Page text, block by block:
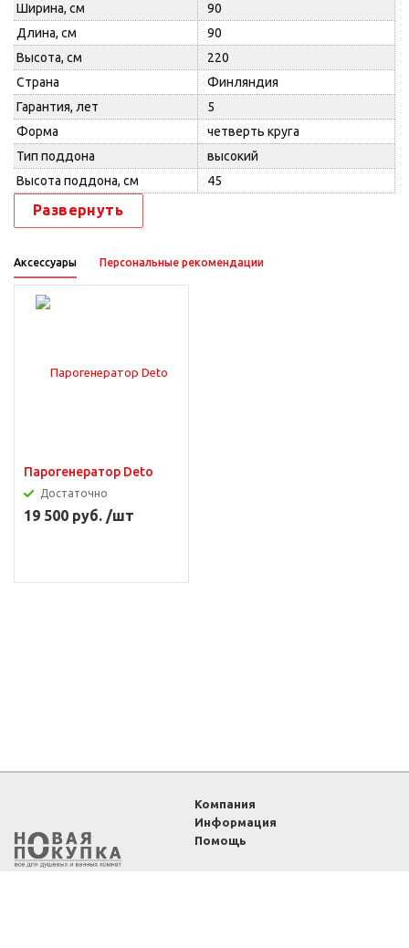
Ширина, см
90
Длина, см
90
Высота, см
220
Страна
Финляндия
Гарантия, лет
5
Форма
четверть круга
Тип поддона
высокий
Высота поддона, см
45
Развернуть
Аксессуары Персональные рекомендации
Парогенератор Deto
Достаточно
19 500 руб. /шт
Компания
Информация
Помощь